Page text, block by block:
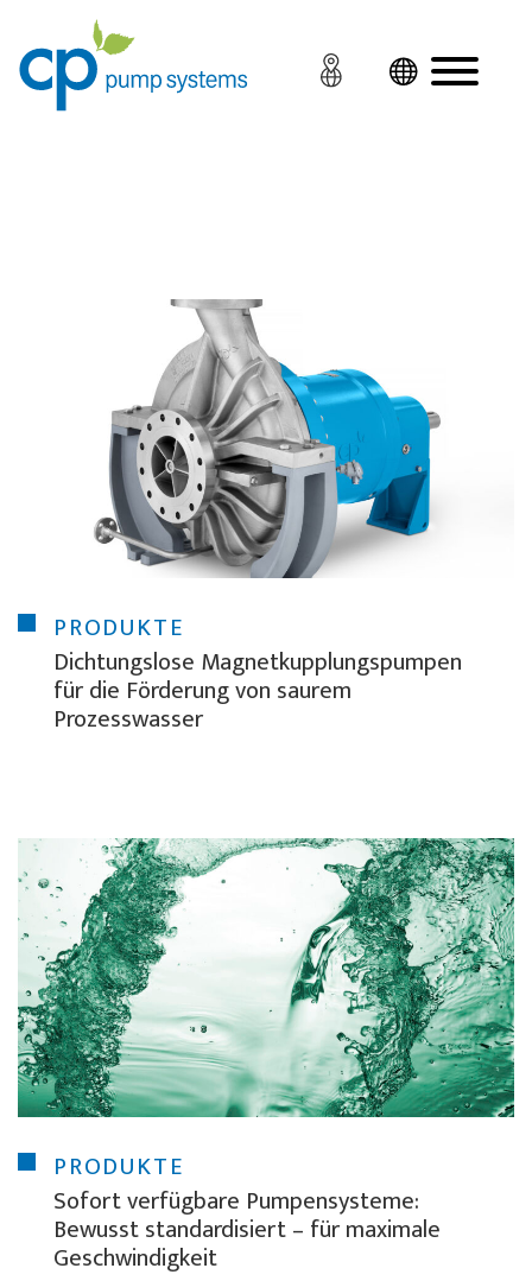
PRODUKTE
Dichtungslose Magnetkupplungspumpen
für die Förderung von saurem
Prozesswasser
PRODUKTE
Sofort verfügbare Pumpensysteme:
Bewusst standardisiert – für maximale
Geschwindigkeit